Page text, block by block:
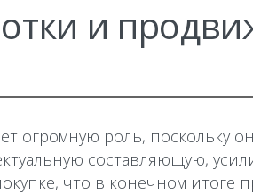
и
огромную роль, поскольку
составляющую,
что в конечном